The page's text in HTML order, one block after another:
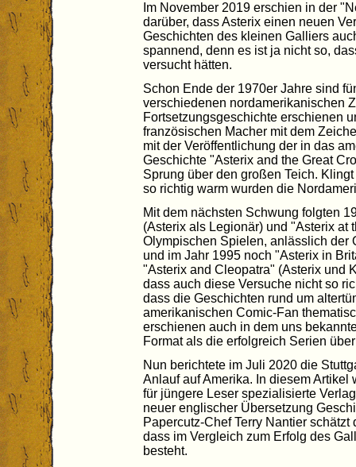
Im November 2019 erschien in der
darüber, dass Asterix einen neuen
Geschichten des kleinen Galliers
spannend, denn es ist ja nicht so,
versucht hätten.
Schon Ende der 1970er Jahre sind
verschiedenen nordamerikanischen
Fortsetzungsgeschichte erschienen
französischen Macher mit dem
mit der Veröffentlichung der in das
Geschichte "Asterix and the Great
Sprung über den großen Teich.
so richtig warm wurden die
Mit dem nächsten Schwung folgten
(Asterix als Legionär) und "Asterix at
Olympischen Spielen, anlässlich der
und im Jahr 1995 noch "Asterix in
"Asterix and Cleopatra" (Asterix und
dass auch diese Versuche nicht so
dass die Geschichten rund um
amerikanischen Comic-Fan
erschienen auch in dem uns
Format als die erfolgreich Serien
Nun berichtete im Juli 2020 die
Anlauf auf Amerika. In diesem
für jüngere Leser spezialisierte
neuer englischer Übersetzung
Papercutz-Chef Terry Nantier
dass im Vergleich zum Erfolg des
besteht.